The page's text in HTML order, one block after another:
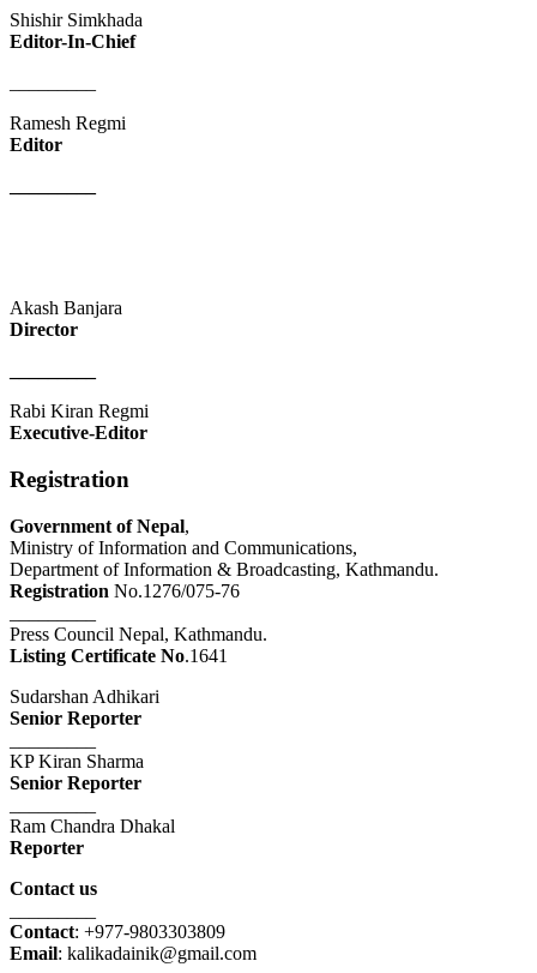
Shishir Simkhada
Editor-In-Chief
Ramesh Regmi
Editor
Akash Banjara
Director
Rabi Kiran Regmi
Executive-Editor
Registration
Government of Nepal,
Ministry of Information and Communications,
Department of Information & Broadcasting, Kathmandu.
Registration No.1276/075-76
Press Council Nepal, Kathmandu.
Listing Certificate No.1641
Sudarshan Adhikari
Senior Reporter
KP Kiran Sharma
Senior Reporter
Ram Chandra Dhakal
Reporter
Contact us
Contact: +977-9803303809
Email: kalikadainik@gmail.com